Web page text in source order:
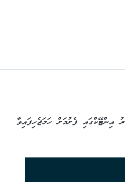
ޑިސެމްބަރު އިންޓޭކްގައި ފެށުމަށް ހަމަޖެހިފައިވާ